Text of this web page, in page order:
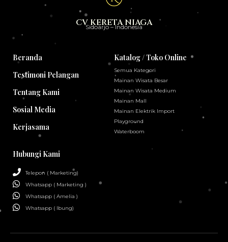
CV KERETA NIAGA
Sidoarjo – Indonesia
Beranda
Testimoni Pelangan
Tentang Kami
Sosial Media
Kerjasama
Katalog / Toko Online
Semua Kategori
Mainan Wisata Besar
Mainan Wisata Medium
Mainan Mall
Mainan Elektrik Import
Playground
Waterboom
Hubungi Kami
Telepon ( Marketing)
Whatsapp ( Marketing )
Whatsapp ( Amelia )
Whatsapp ( Ibung)